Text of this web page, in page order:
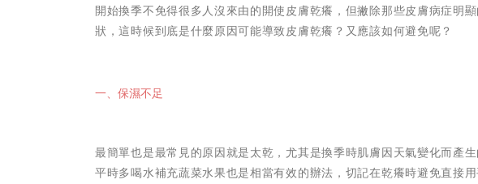
開始換季不免得很多人沒來由的開使皮膚乾癢，但撇除那些皮膚病症明
狀，這時候到底是什麼原因可能導致皮膚乾癢？又應該如何避免呢？
一、保濕不足
最簡單也是最常見的原因就是太乾，尤其是換季時肌膚因天氣變化而產
平時多喝水補充蔬菜水果也是相當有效的辦法，切記在乾癢時避免直接